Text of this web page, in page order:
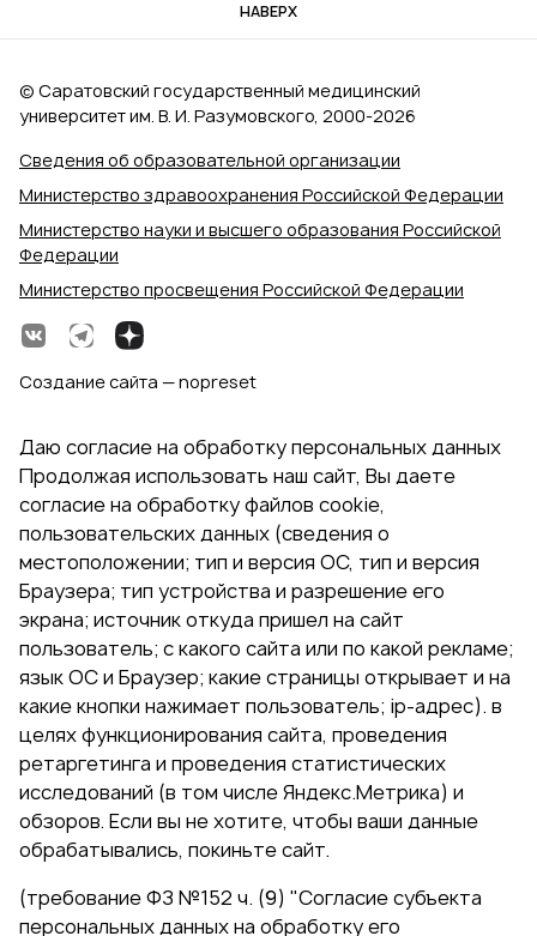
НАВЕРХ
Сведения об образовательной организации
Министерство здравоохранения Российской Федерации
Министерство науки и высшего образования Российской
Федерации
Министерство просвещения Российской Федерации
© Саратовский государственный медицинский
университет им. В. И. Разумовского, 2000‑2026
Создание сайта — nopreset
Даю согласие на обработку персональных данных
Продолжая использовать наш сайт, Вы даете
согласие на обработку файлов cookie,
пользовательских данных (сведения о
местоположении; тип и версия ОС, тип и версия
Браузера; тип устройства и разрешение его
экрана; источник откуда пришел на сайт
пользователь; с какого сайта или по какой рекламе;
язык ОС и Браузер; какие страницы открывает и на
какие кнопки нажимает пользователь; ip-адрес). в
целях функционирования сайта, проведения
ретаргетинга и проведения статистических
исследований (в том числе Яндекс.Метрика) и
обзоров. Если вы не хотите, чтобы ваши данные
обрабатывались, покиньте сайт.
(требование ФЗ №152 ч. (9) "Согласие субъекта
персональных данных на обработку его